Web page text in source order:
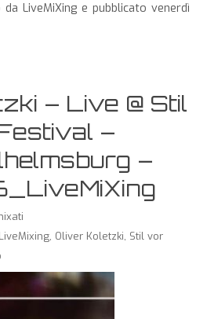
LiveMiXing e pubblicato venerdì
– Live @ Stil
–
–
LiveMixing, Oliver Koletzki, Stil vor